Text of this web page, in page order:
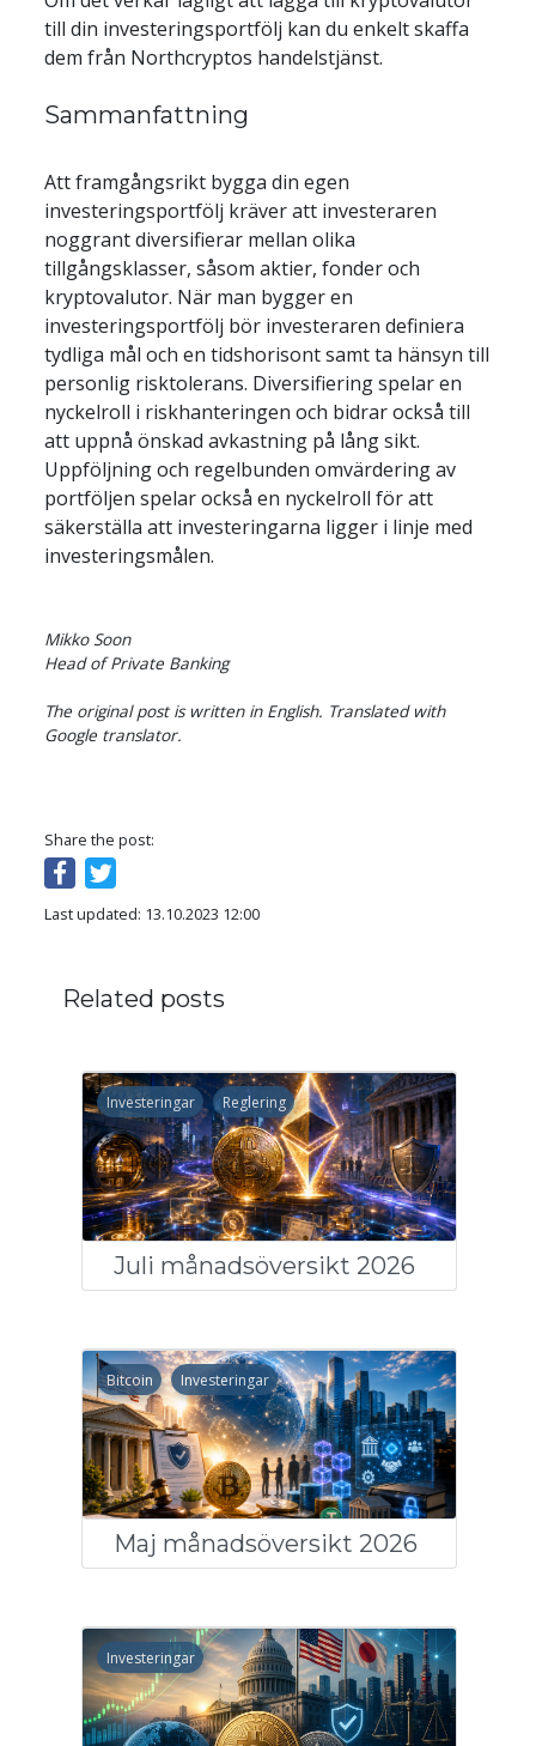
till din investeringsportfölj kan du enkelt skaffa
Sammanfattning
Att framgångsrikt bygga din egen
investeringsportfölj kräver att investeraren
noggrant diversifierar mellan olika
tillgångsklasser, såsom aktier, fonder och
kryptovalutor. När man bygger en
investeringsportfölj bör investeraren definiera
tydliga mål och en tidshorisont samt ta hänsyn till
personlig risktolerans. Diversifiering spelar en
nyckelroll i riskhanteringen och bidrar också till
att uppnå önskad avkastning på lång sikt.
Uppföljning och regelbunden omvärdering av
portföljen spelar också en nyckelroll för att
säkerställa att investeringarna ligger i linje med
Mikko Soon
Head of Private Banking
The original post is written in English. Translated with
Google translator.
Share the post:
Last updated: 13.10.2023 12:00
Related posts
Investeringar Reglering
Juli månadsöversikt 2026
Bitcoin Investeringar
Maj månadsöversikt 2026
Investeringar